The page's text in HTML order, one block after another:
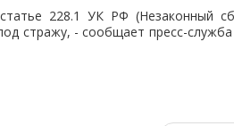
228.1 УК РФ (Незаконный
стражу, - сообщает пресс-